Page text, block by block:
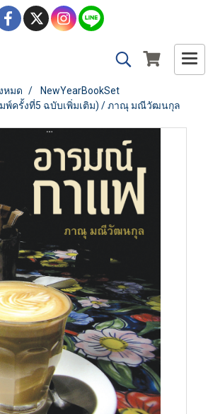
หมด
NewYearBookSet
พ์ครั้งที่5 ฉบับเพิ่มเติม) / ภาณุ มณีวัฒนกุล